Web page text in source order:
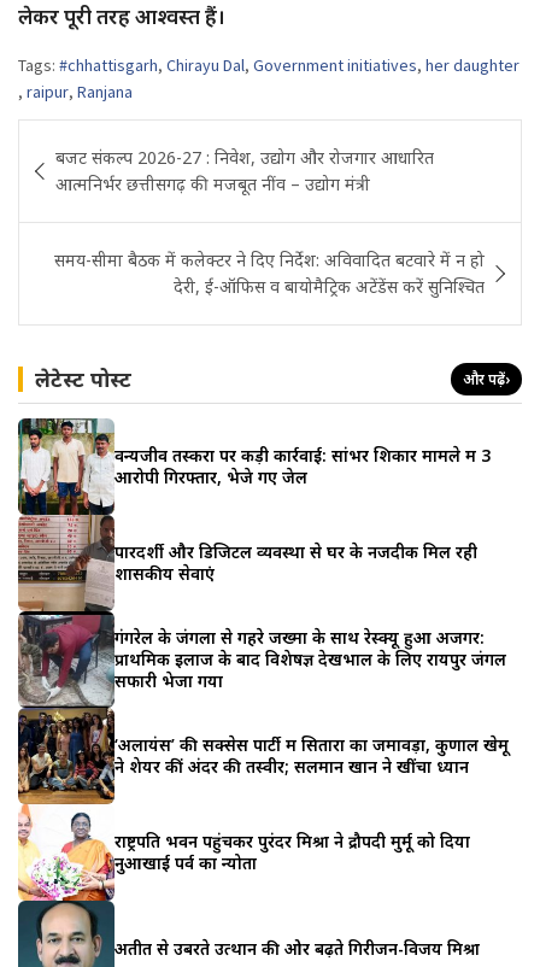
लेकर पूरी तरह आश्वस्त हैं।
Tags: #chhattisgarh, Chirayu Dal, Government initiatives, her daughter
, raipur, Ranjana
navigation
बजट संकल्प 2026-27 : निवेश, उद्योग और रोजगार आधारित
आत्मनिर्भर छत्तीसगढ़ की मजबूत नींव – उद्योग मंत्री
समय-सीमा बैठक में कलेक्टर ने दिए निर्देश: अविवादित बटवारे में न हो
देरी, ई-ऑफिस व बायोमैट्रिक अटेंडेंस करें सुनिश्चित
लेटेस्ट पोस्ट और पढ़ें›
वन्यजीव तस्करों पर कड़ी कार्रवाई: सांभर शिकार मामले में 3
आरोपी गिरफ्तार, भेजे गए जेल
पारदर्शी और डिजिटल व्यवस्था से घर के नजदीक मिल रही
शासकीय सेवाएं
गंगरेल के जंगलों से गहरे जख्मों के साथ रेस्क्यू हुआ अजगर:
प्राथमिक इलाज के बाद विशेषज्ञ देखभाल के लिए रायपुर जंगल
सफारी भेजा गया
‘अलायंस’ की सक्सेस पार्टी में सितारों का जमावड़ा, कुणाल खेमू
ने शेयर कीं अंदर की तस्वीरें; सलमान खान ने खींचा ध्यान
राष्ट्रपति भवन पहुंचकर पुरंदर मिश्रा ने द्रौपदी मुर्मू को दिया
नुआखाई पर्व का न्योता
अतीत से उबरते उत्थान की ओर बढ़ते गिरीजन-विजय मिश्रा